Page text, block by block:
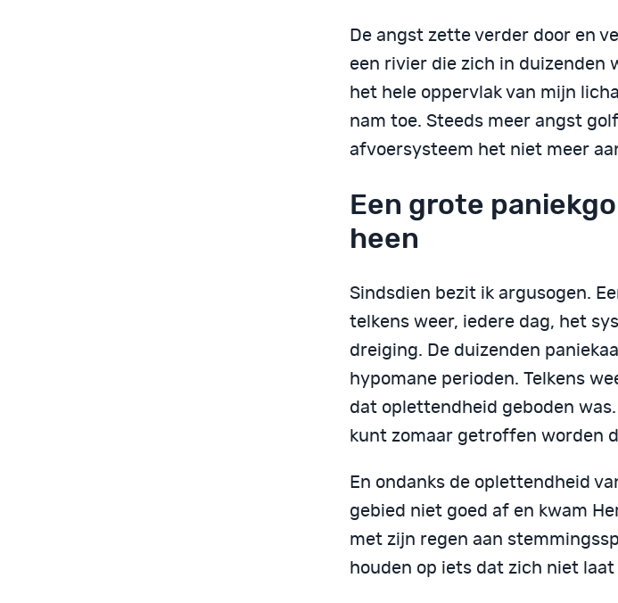
De angst zette verder door en
een rivier die zich in duizenden
het hele oppervlak van mijn
nam toe. Steeds meer angst
afvoersysteem het niet meer
Een grote
heen
Sindsdien bezit ik argusogen.
telkens weer, iedere dag, het
dreiging. De duizenden
hypomane perioden. Telkens
dat oplettendheid geboden
kunt zomaar getroffen worden
En ondanks de oplettendheid
gebied niet goed af en kwam
met zijn regen aan
houden op iets dat zich niet